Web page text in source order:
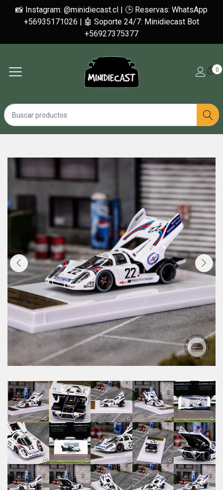
📸 Instagram: @minidiecast.cl | 🕒 Reservas: WhatsApp
+56935171026 | 🤖 Soporte 24/7: Minidiecast Bot
+56927375377
0